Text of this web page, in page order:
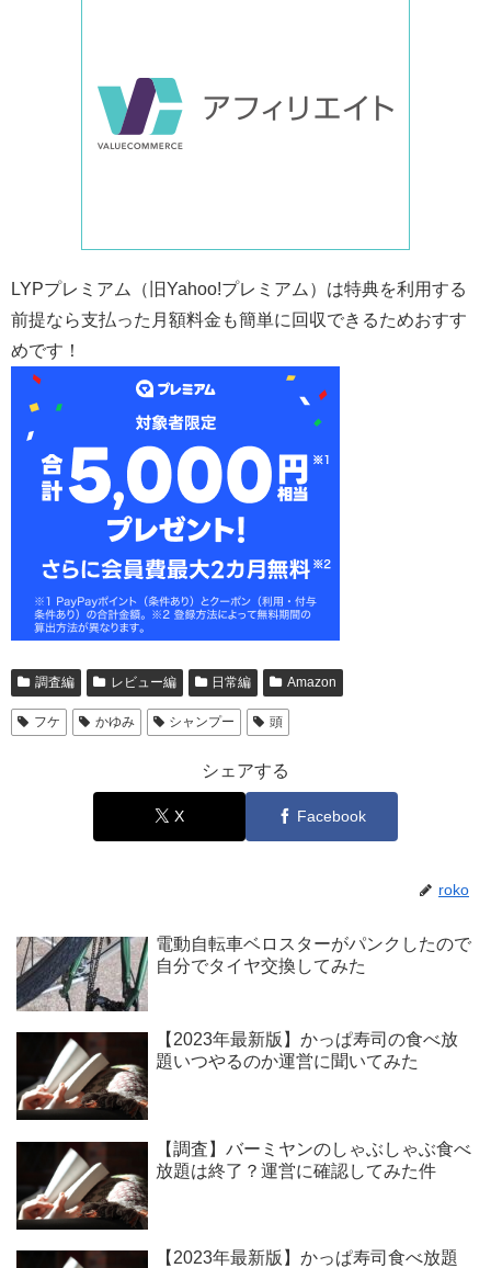
LYPプレミアム（旧Yahoo!プレミアム）は特典を利用する
前提なら支払った月額料金も簡単に回収できるためおすす
めです！
調査編 レビュー編 日常編 Amazon
フケ かゆみ シャンプー 頭
シェアする
X Facebook
roko
電動自転車ベロスターがパンクしたので
自分でタイヤ交換してみた
【2023年最新版】かっぱ寿司の食べ放
題いつやるのか運営に聞いてみた
【調査】バーミヤンのしゃぶしゃぶ食べ
放題は終了？運営に確認してみた件
【2023年最新版】かっぱ寿司食べ放題